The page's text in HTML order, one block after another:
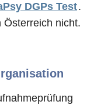
DGPs Test.
Österreich nicht.